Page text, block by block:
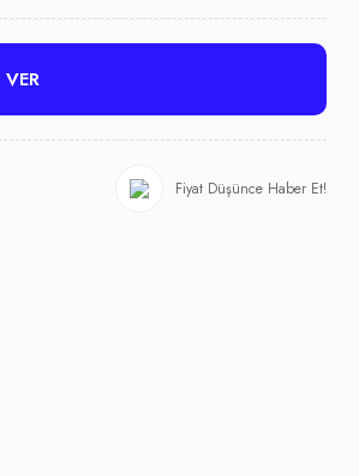
Fiyat Düşünce Haber Et!